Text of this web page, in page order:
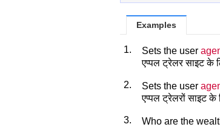
Examples
1. Sets the user
एप्पल ट्रेलर साइट के
2. Sets the user
एप्पल ट्रेलरों साइट के
3. Who are the